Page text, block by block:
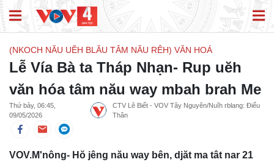
(NKOCH NĂU UĔH BLĂU TÂM NĂU RÊH) VĂN HOÁ
Lễ Vía Bà ta Tháp Nhạn- Rup uĕh
văn hóa tâm nău way mbah brah Me
Thứ bảy, 06:45,
09/05/2026
CTV Lê Biết - VOV Tây Nguyên/Nuĭh rblang: Điểu
Thân
VOV.M'nông- Hŏ jêng nău way bên, djăt ma tât nar 21